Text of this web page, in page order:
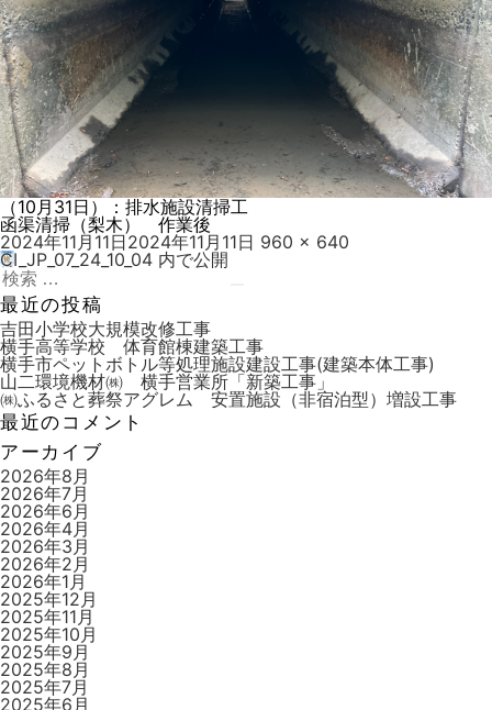
（10月31日）：排水施設清掃工
函渠清掃（梨木） 作業後
投
稿
日:
2024年11月11日2024年11月11日 フ
960 × 640
投
稿
ナ
ビ
ゲ
ー
シ
ョ
ン
CI_JP_07_24_10_04 内で公開
検
索:
最近の投稿
吉田小学校大規模改修工事
横手高等学校 体育館棟建築工事
横手市ペットボトル等処理施設建設工事(建築本体工事)
山二環境機材㈱ 横手営業所「新築工事」
㈱ふるさと葬祭アグレム 安置施設（非宿泊型）増設工事
最近のコメント
アーカイブ
2026年8月
2026年7月
2026年6月
2026年4月
2026年3月
2026年2月
2026年1月
2025年12月
2025年11月
2025年10月
2025年9月
2025年8月
2025年7月
2025年6月